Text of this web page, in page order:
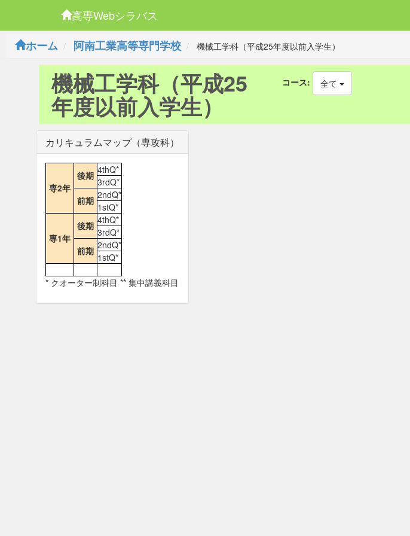
高専Webシラバス
ホーム 阿南工業高等専門学校 機械工学科（平成25年度以前入学生）
機械工学科（平成25
年度以前入学生）
コース: 全て
カリキュラムマップ（専攻科）
専2年
後期 4thQ*
3rdQ*
前期 2ndQ*
1stQ*
専1年
後期 4thQ*
3rdQ*
前期 2ndQ*
1stQ*
* クオーター制科目 ** 集中講義科目